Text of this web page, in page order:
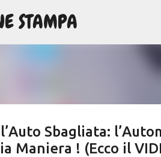
STAMPA
Sbagliata:
Maniera ! (Ecco il